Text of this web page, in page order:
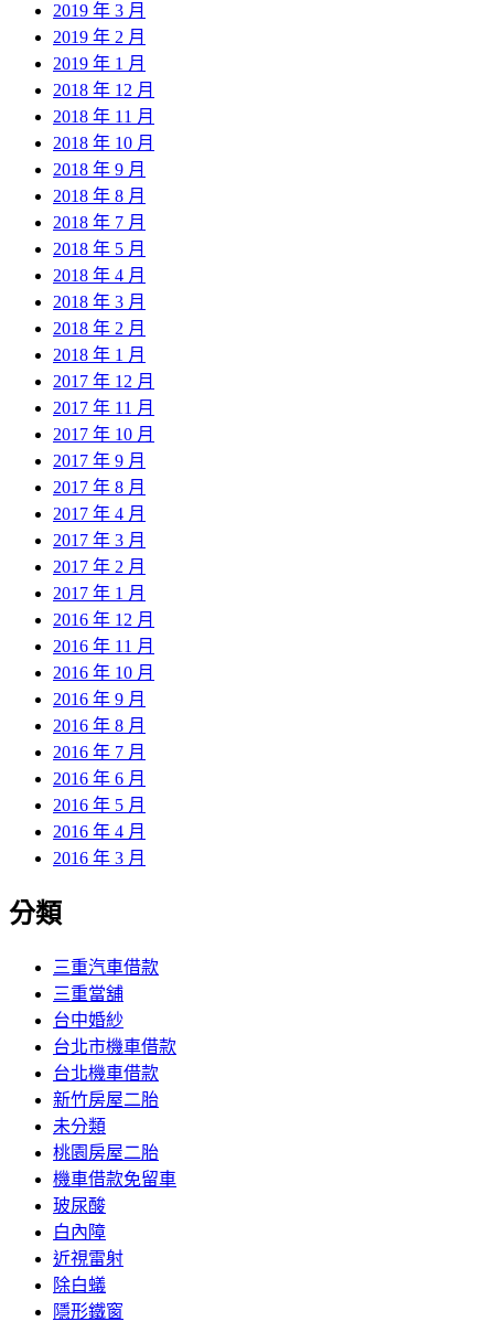
2019 年 3 月
2019 年 2 月
2019 年 1 月
2018 年 12 月
2018 年 11 月
2018 年 10 月
2018 年 9 月
2018 年 8 月
2018 年 7 月
2018 年 5 月
2018 年 4 月
2018 年 3 月
2018 年 2 月
2018 年 1 月
2017 年 12 月
2017 年 11 月
2017 年 10 月
2017 年 9 月
2017 年 8 月
2017 年 4 月
2017 年 3 月
2017 年 2 月
2017 年 1 月
2016 年 12 月
2016 年 11 月
2016 年 10 月
2016 年 9 月
2016 年 8 月
2016 年 7 月
2016 年 6 月
2016 年 5 月
2016 年 4 月
2016 年 3 月
分類
三重汽車借款
三重當舖
台中婚紗
台北市機車借款
台北機車借款
新竹房屋二胎
未分類
桃園房屋二胎
機車借款免留車
玻尿酸
白內障
近視雷射
除白蟻
隱形鐵窗